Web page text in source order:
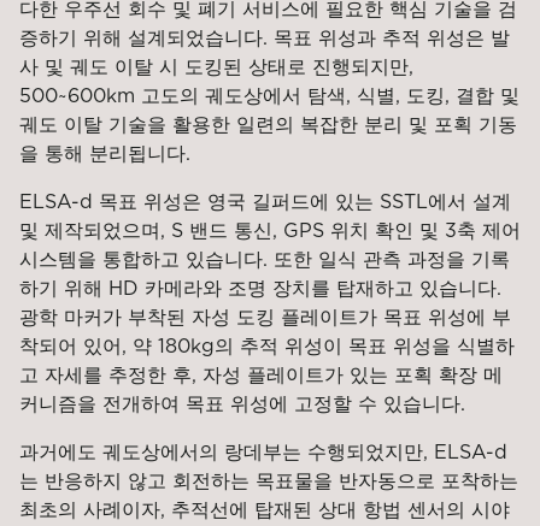
다한 우주선 회수 및 폐기 서비스에 필요한 핵심 기술을 검
증하기 위해 설계되었습니다. 목표 위성과 추적 위성은 발
사 및 궤도 이탈 시 도킹된 상태로 진행되지만,
500~600km 고도의 궤도상에서 탐색, 식별, 도킹, 결합 및
궤도 이탈 기술을 활용한 일련의 복잡한 분리 및 포획 기동
을 통해 분리됩니다.
ELSA-d 목표 위성은 영국 길퍼드에 있는 SSTL에서 설계
및 제작되었으며, S 밴드 통신, GPS 위치 확인 및 3축 제어
시스템을 통합하고 있습니다. 또한 일식 관측 과정을 기록
하기 위해 HD 카메라와 조명 장치를 탑재하고 있습니다.
광학 마커가 부착된 자성 도킹 플레이트가 목표 위성에 부
착되어 있어, 약 180kg의 추적 위성이 목표 위성을 식별하
고 자세를 추정한 후, 자성 플레이트가 있는 포획 확장 메
커니즘을 전개하여 목표 위성에 고정할 수 있습니다.
과거에도 궤도상에서의 랑데부는 수행되었지만, ELSA-d
는 반응하지 않고 회전하는 목표물을 반자동으로 포착하는
최초의 사례이자, 추적선에 탑재된 상대 항법 센서의 시야